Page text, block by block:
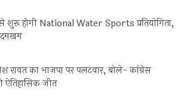
शुरू होगी National Water Sports प्रतियोगिता,
दमखम
रावत का भाजपा पर पलटवार, बोले- कांग्रेस
जीत